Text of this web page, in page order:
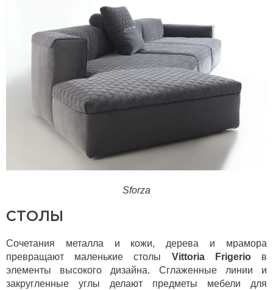
Sforza
СТОЛЫ
Сочетания металла и кожи, дерева и мрамора
превращают маленькие столы Vittoria Frigerioв
элементы высокого дизайна. Сглаженные линии и
закругленные углы делают предметы мебели для